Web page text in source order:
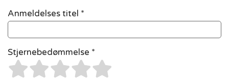
Anmeldelses titel *
Stjernebedømmelse *